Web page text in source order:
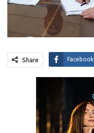
Share Facebook